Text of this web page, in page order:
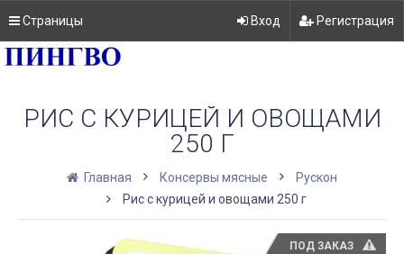
Страницы Вход Регистрация
РИС С КУРИЦЕЙ И ОВОЩАМИ
250 Г
Главная Консервы мясные
Рускон
Рис с курицей и овощами 250 г
ПОД ЗАКАЗ